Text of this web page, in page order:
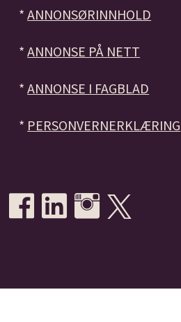
*ANNONSØRINNHOLD
*ANNONSE PÅ NETT
*ANNONSE I FAGBLAD
* PERSONVERNERKLÆRING